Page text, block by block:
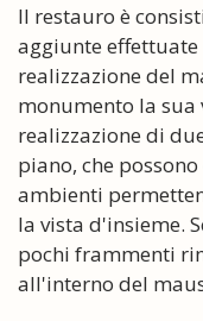
Il restauro è
aggiunte effettuate
realizzazione del
monumento la
realizzazione di
piano, che
ambienti
la vista d'insieme.
pochi frammenti
all'interno del